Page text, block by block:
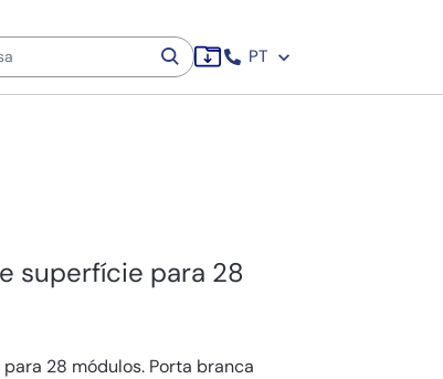
PT
superfície para 28
28 módulos. Porta branca